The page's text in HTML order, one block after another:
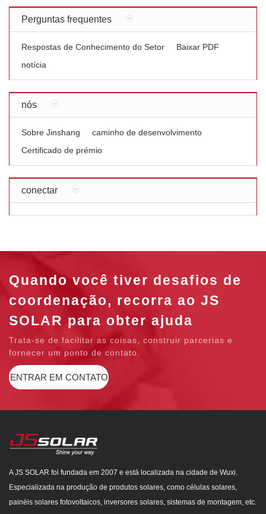
Perguntas frequentes
Respostas de Conhecimento do Setor
Baixar PDF
notícia
nós
Sobre Jinshang
caminho de desenvolvimento
Certificado de prémio
conectar
Quando você tiver desafios de
coordenação, recorra ao JS
SOLAR para obter ajuda
Trata-se de facilitar as coisas, construir parcerias e
fornecer um ponto de contato.
ENTRAR EM CONTATO
A JS SOLAR foi fundada em 2007 e está localizada na cidade de Wuxi.
Especializada na produção de produtos solares, como células solares,
painéis solares fotovoltaicos, inversores solares, sistemas de montagem, etc.